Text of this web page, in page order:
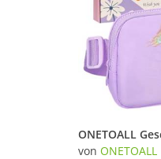
von ONETOALL